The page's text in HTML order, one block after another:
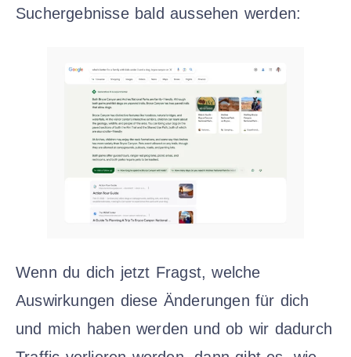
Suchergebnisse bald aussehen werden:
Wenn du dich jetzt Fragst, welche
Auswirkungen diese Änderungen für dich
und mich haben werden und ob wir dadurch